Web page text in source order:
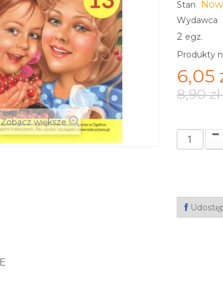
Zobacz większe
Stan
Wydawca
2 egz.
Produkty
6,05
8,90 zł